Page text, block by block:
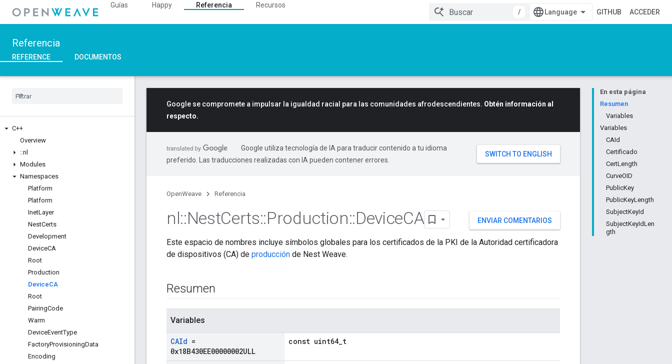
Guías Happy Referencia
Recursos
/
GITHUB ACCEDER
Referencia
REFERENCE DOCUMENTOS
C++
Overview
::nl
Modules
Namespaces
Platform
Platform
InetLayer
NestCerts
Development
DeviceCA
Root
Production
DeviceCA
Root
PairingCode
Warm
DeviceEventType
FactoryProvisioningData
Encoding
En esta página
Resumen
Variables
Variables
CAId
Certificado
CertLength
CurveOID
PublicKey
PublicKeyLength
SubjectKeyId
SubjectKeyIdLen
gth
Google se compromete a impulsar la igualdad racial para las comunidades afrodescendientes. Obtén información al
respecto.
Google utiliza tecnología de IA para traducir contenido a tu idioma
preferido. Las traducciones realizadas con IA pueden contener errores.
OpenWeave Referencia
ENVIAR COMENTARIOS
nl::NestCerts::Production::DeviceCA
Este espacio de nombres incluye símbolos globales para los certificados de la PKI de la Autoridad certificadora
de dispositivos (CA) de producción de Nest Weave.
Resumen
Variables
CAId =
0x18B430EE00000002ULL
const uint64_t